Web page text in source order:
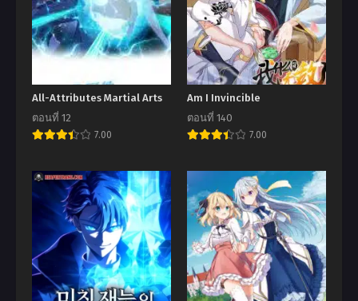
All-Attributes Martial Arts
ตอนที่ 12
7.00
Am I Invincible
ตอนที่ 140
7.00